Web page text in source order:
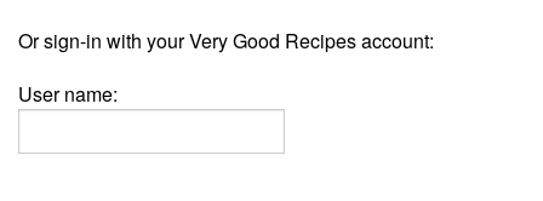
Or sign-in with your Very Good Recipes account:
User name: